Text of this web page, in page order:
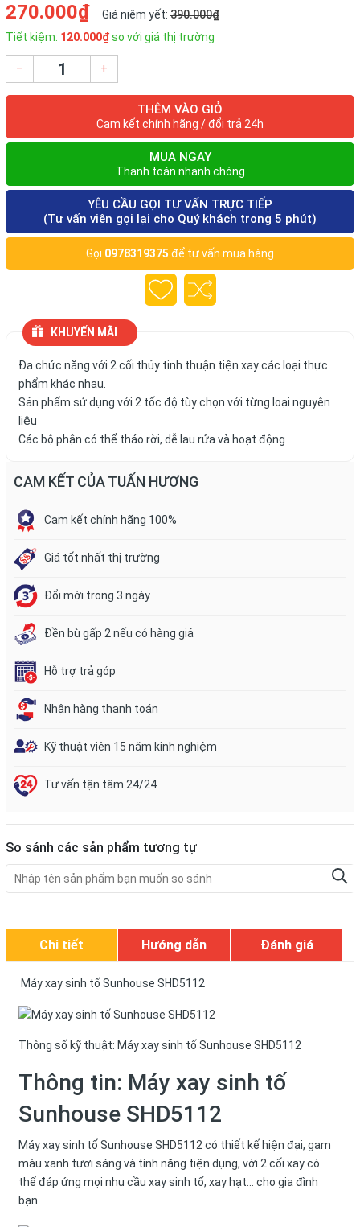
270.000₫ Giá niêm yết: 390.000₫
Tiết kiệm: 120.000₫so với giá thị trường
– +
THÊM VÀO GIỎ
Cam kết chính hãng / đổi trả 24h
MUA NGAY
Thanh toán nhanh chóng
YÊU CẦU GỌI TƯ VẤN TRỰC TIẾP
(Tư vấn viên gọi lại cho Quý khách trong 5 phút)
Gọi 0978319375 để tư vấn mua hàng
KHUYẾN MÃI
Đa chức năng với 2 cối thủy tinh thuận tiện xay các loại thực
phẩm khác nhau.
Sản phẩm sử dụng với 2 tốc độ tùy chọn với từng loại nguyên
liệu
Các bộ phận có thể tháo rời, dễ lau rửa và hoạt động
CAM KẾT CỦA TUẤN HƯƠNG
Cam kết chính hãng 100%
Giá tốt nhất thị trường
Đổi mới trong 3 ngày
Đền bù gấp 2 nếu có hàng giả
Hỗ trợ trả góp
Nhận hàng thanh toán
Kỹ thuật viên 15 năm kinh nghiệm
Tư vấn tận tâm 24/24
So sánh các sản phẩm tương tự
Chi tiết Hướng dẫn Đánh giá
Máy xay sinh tố Sunhouse SHD5112
Thông số kỹ thuật: Máy xay sinh tố Sunhouse SHD5112
Thông tin: Máy xay sinh tố
Sunhouse SHD5112
Máy xay sinh tố Sunhouse SHD5112​ có thiết kế hiện đại, gam
màu xanh tươi sáng và tính năng tiện dụng, với 2 cối xay có
thể đáp ứng mọi nhu cầu xay sinh tố, xay hạt... cho gia đình
bạn.